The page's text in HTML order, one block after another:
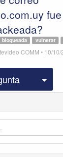
fue
vulnerar
bloqueada
COMM • 10/10/